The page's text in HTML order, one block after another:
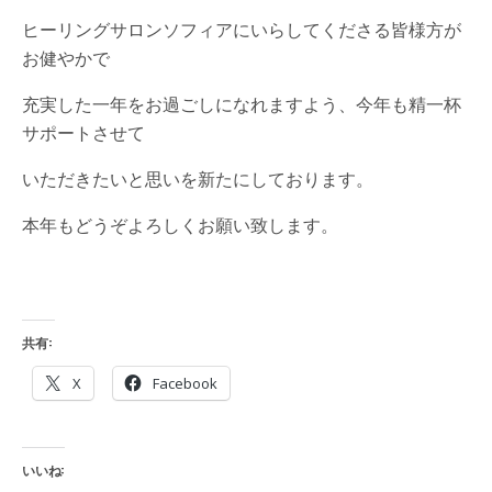
ヒーリングサロンソフィアにいらしてくださる皆様方が
お健やかで
充実した一年をお過ごしになれますよう、今年も精一杯
サポートさせて
いただきたいと思いを新たにしております。
本年もどうぞよろしくお願い致します。
共有:
X Facebook
いいね: